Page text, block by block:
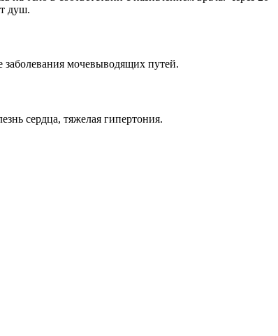
душ.
заболевания мочевыводящих путей.
сердца, тяжелая гипертония.